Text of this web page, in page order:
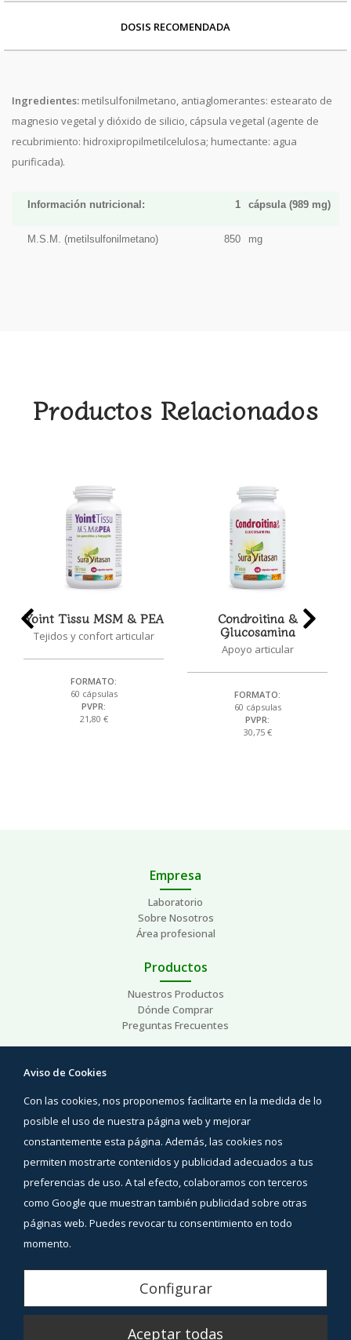
DOSIS RECOMENDADA
Ingredientes: metilsulfonilmetano, antiaglomerantes: estearato de
magnesio vegetal y dióxido de silicio, cápsula vegetal (agente de
recubrimiento: hidroxipropilmetilcelulosa; humectante: agua
purificada).
Información nutricional: 1 cápsula (989 mg)
M.S.M. (metilsulfonilmetano) 850 mg
Productos Relacionados
Yoint Tissu MSM & PEA
Tejidos y confort articular
FORMATO:
60 cápsulas
PVPR:
21,80 €
Condroitina &
Glucosamina
Apoyo articular
FORMATO:
60 cápsulas
PVPR:
30,75 €
Empresa
Laboratorio
Sobre Nosotros
Área profesional
Productos
Nuestros Productos
Dónde Comprar
Preguntas Frecuentes
Áreas de interés
Contacto
Síguenos
Facebook
YouTube
Aviso Legal
Política de Privacidad
Política de Cookies
Aviso de Cookies
Con las cookies, nos proponemos facilitarte en la medida de lo
posible el uso de nuestra página web y mejorar
constantemente esta página. Además, las cookies nos
permiten mostrarte contenidos y publicidad adecuados a tus
preferencias de uso. A tal efecto, colaboramos con terceros
como Google que muestran también publicidad sobre otras
páginas web. Puedes revocar tu consentimiento en todo
momento.
Configurar
Aceptar todas